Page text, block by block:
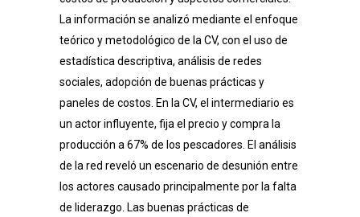
La información se analizó mediante el enfoque
teórico y metodológico de la CV, con el uso de
estadística descriptiva, análisis de redes
sociales, adopción de buenas prácticas y
paneles de costos. En la CV, el intermediario es
un actor influyente, fija el precio y compra la
producción a 67% de los pescadores. El análisis
de la red reveló un escenario de desunión entre
los actores causado principalmente por la falta
de liderazgo. Las buenas prácticas de